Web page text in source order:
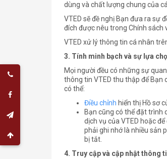
dùng và chất lượng chung của
VTED sẽ đề nghị Bạn đưa ra sự
đích được nêu trong Chính sách
VTED xử lý thông tin cá nhân
3. Tính minh bạch và sự lựa
Mọi người đều có những sự
thông tin VTED thu thập để Bạn
có thể:
Điều chỉnh hiển thị Hồ sơ
Bạn cũng có thể đặt trình
dịch vụ của VTED hoặc
phải ghi nhớ là nhiều sản
bị tắt.
4. Truy cập và cập nhật thông